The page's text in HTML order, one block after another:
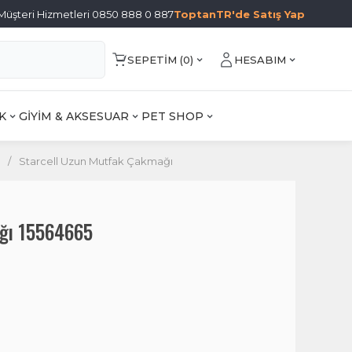
Hizmetleri 0850 888 0 887ToptanTR'de Satış Yap
SEPETIM (0) HESABIM
GİYİM & AKSESUAR PET SHOP
/ Starcell Uzun Mutfak Çakmağı
15564665